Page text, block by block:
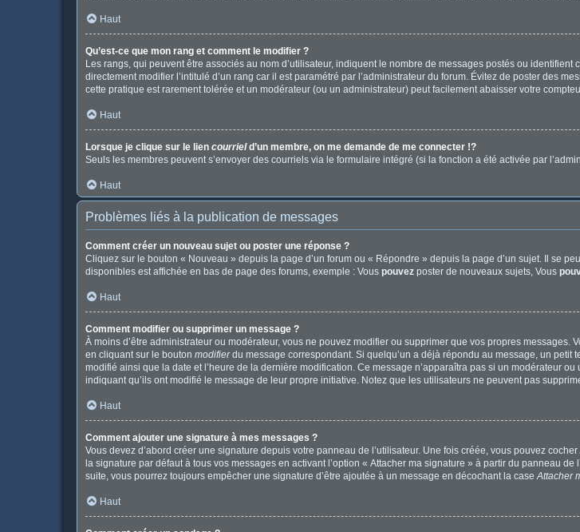
Haut
Qu’est-ce que mon rang et comment le modifier ?
Les rangs, qui peuvent être associés au nom d’utilisateur, indiquent le nombre de messages postés ou
directement modifier l’intitulé d’un rang car il est paramétré par l’administrateur du forum. Évitez de poster des
cette pratique est rarement tolérée et un modérateur (ou un administrateur) peut facilement abaisser votre
Haut
Lorsque je clique sur le lien courrield’un membre, on me demande de me connecter !?
Seuls les membres peuvent s’envoyer des courriels via le formulaire intégré (si la fonction a été activée par
Haut
Problèmes liés à la publication de messages
Comment créer un nouveau sujet ou poster une réponse ?
Cliquez sur le bouton « Nouveau » depuis la page d’un forum ou « Répondre » depuis la page d’un sujet. Il se
disponibles est affichée en bas de page des forums, exemple : Vous pouvez poster de nouveaux sujets, Vous
Haut
Comment modifier ou supprimer un message ?
À moins d’être administrateur ou modérateur, vous ne pouvez modifier ou supprimer que vos propres
en cliquant sur le bouton modifierdu message correspondant. Si quelqu’un a déjà répondu au message, un petit
modifié ainsi que la date et l’heure de la dernière modification. Ce message n’apparaîtra pas si un modérateur
indiquant qu’ils ont modifié le message de leur propre initiative. Notez que les utilisateurs ne peuvent pas
Haut
Comment ajouter une signature à mes messages ?
Vous devez d’abord créer une signature depuis votre panneau de l’utilisateur. Une fois créée, vous pouvez cocher
la signature par défaut à tous vos messages en activant l’option « Attacher ma signature » à partir du panneau de
suite, vous pourrez toujours empêcher une signature d’être ajoutée à un message en décochant la caseAttacher
Haut